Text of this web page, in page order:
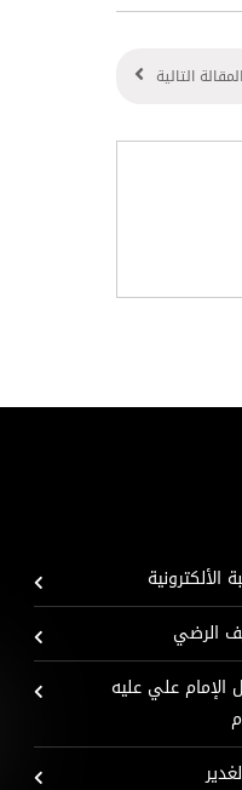
المقالة التالية
الألكترونية
الرضي
الإمام علي عليه